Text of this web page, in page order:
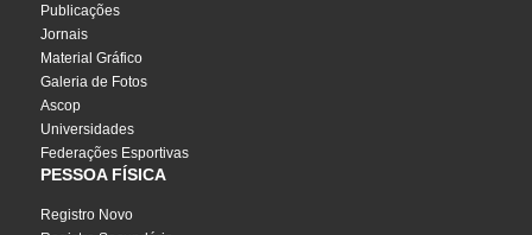
Publicações
Jornais
Material Gráfico
Galeria de Fotos
Ascop
Universidades
Federações Esportivas
PESSOA FÍSICA
Registro Novo